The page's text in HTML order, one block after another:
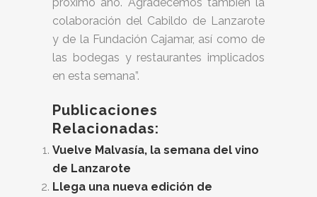
colaboración del Cabildo de Lanzarote
y de la Fundación Cajamar, así como de
las bodegas y restaurantes implicados
en esta semana”.
Publicaciones
Relacionadas:
Vuelve Malvasía, la semana del vino
de Lanzarote
Llega una nueva edición de